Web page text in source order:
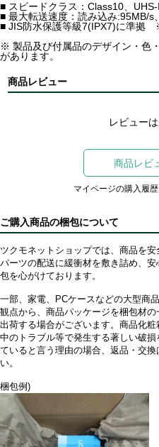
■ スピードクラス：Class10、
■ 最大転送速度：読み込み:95MB/s
■ JIS防水保護等級7(IPX7)に準拠
※ 製品及び付属品のデザイン・色
があります。
商品レビュー
レビュー
商品レビ
マイページの購入履
ご購入商品の梱包について
ツクモネットショップでは、商品を
パーツの配送に緩衝材を敷き詰め、
包を心がけております。
一部、家電、PCケースなどの大型商
観点から、商品パッケージを梱包材
出荷する場合がございます。商品化
中のトラブル等で発生する著しい破
ていると言う理由の場合、返品・交
い。
梱包例)